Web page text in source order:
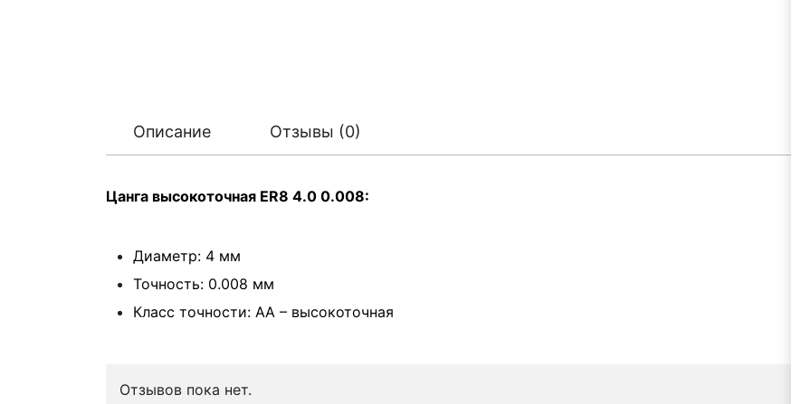
Описание Отзывы (0)
Цанга высокоточная ER8 4.0 0.008:
Диаметр: 4 мм
Точность: 0.008 мм
Класс точности: АА – высокоточная
Отзывов пока нет.